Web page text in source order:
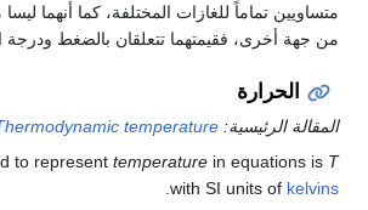
متساويين تماماً للغازات المختلفة، كما أنهما ليسا
من جهة أخرى، فقيمتهما تتعلقان بالضغط ودرجة
الحرارة
المقالة الرئيسية: temperature
to represent temperature in equations is T
with SI units of kelvins